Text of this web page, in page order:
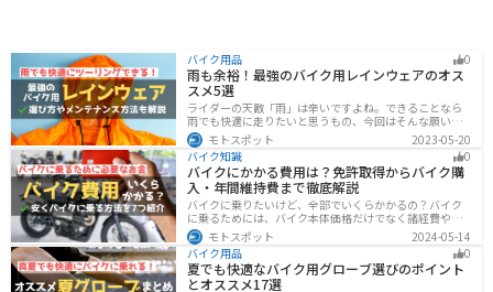
バイク用品 0
雨も余裕！最強のバイク用レインウェアのオス
スメ5選
ライダーの天敵「雨」は辛いですよね。できることなら
雨でも快適に走りたいと思うもの、今回はそんな願いを
叶える最強のバイク用レインウェアを紹介します。レイ
ンウェアの選び方や撥水力が落ちてきた時のメンテナン
ス方法もまとめたので、参考にしてください。
モトスポット
2023-05-20
バイク知識
0
バイクにかかる費用は？免許取得からバイク購
入・年間維持費まで徹底解説
バイクに乗りたいけど、全部でいくらかかるの？バイク
に乗るためには、バイク本体価格だけでなく諸経費や税
金、免許取得費用、ライディングギア、メンテナンス
代、駐車場代などの年間維持費もかかります。この記事
ではバイクに乗るための全ての費用をまとめました。ま
た、できるだけ安く抑えるコツも紹介するので参考にし
て下さい。
モトスポット
2024-05-14
バイク用品
0
夏でも快適なバイク用グローブ選びのポイント
とオススメ17選